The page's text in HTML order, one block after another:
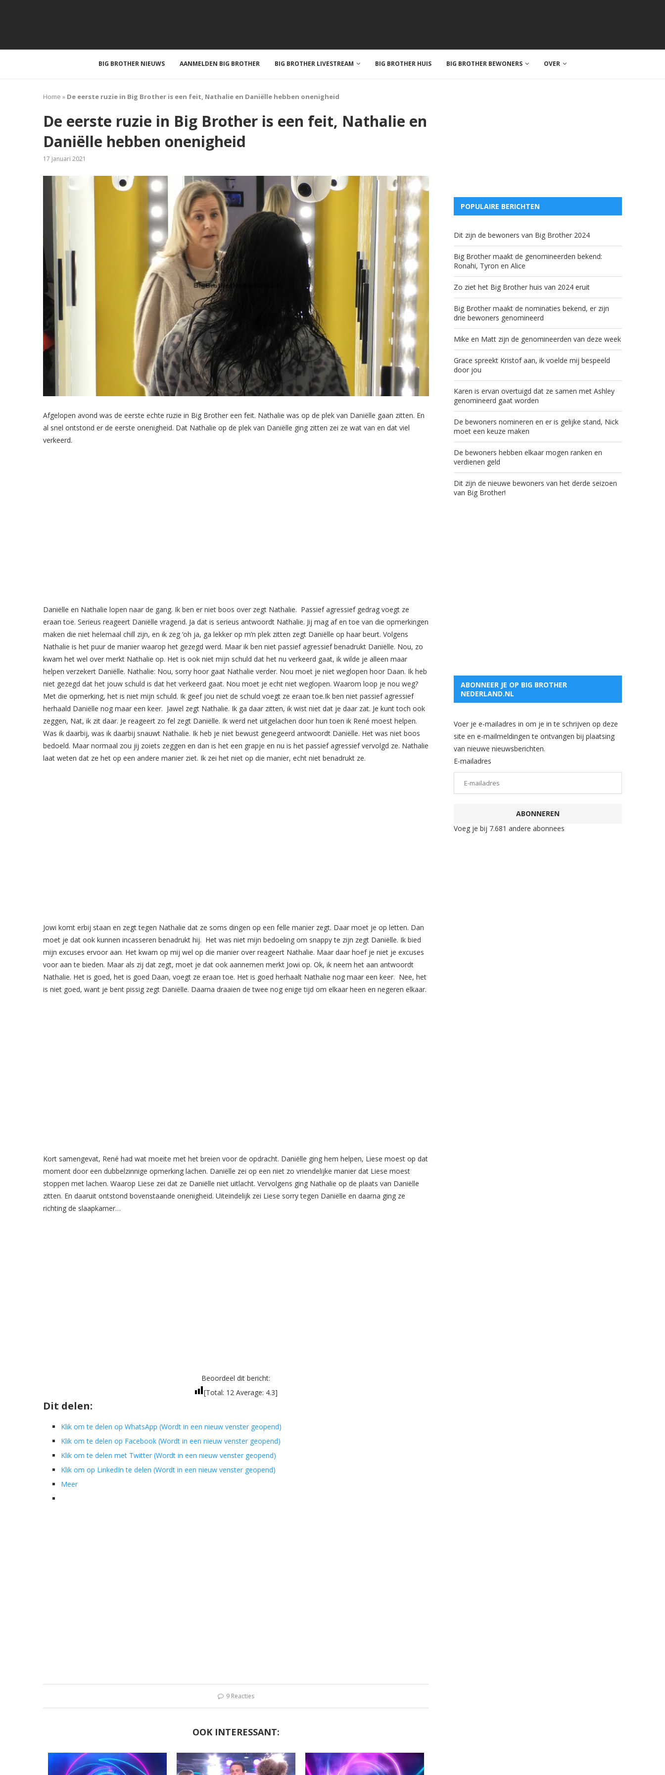
BIG BROTHER NIEUWS AANMELDEN BIG BROTHER BIG BROTHER LIVESTREAM BIG BROTHER HUIS BIG BROTHER BEWONERS OVER
Home » De eerste ruzie in Big Brother is een feit, Nathalie en Daniëlle hebben onenigheid
De eerste ruzie in Big Brother is een feit, Nathalie en
Daniëlle hebben onenigheid
17 januari 2021
Afgelopen avond was de eerste echte ruzie in Big Brother een feit. Nathalie was op de plek van Daniëlle gaan zitten. En
al snel ontstond er de eerste onenigheid. Dat Nathalie op de plek van Daniëlle ging zitten zei ze wat van en dat viel
verkeerd.
Daniëlle en Nathalie lopen naar de gang. Ik ben er niet boos over zegt Nathalie. Passief agressief gedrag voegt ze
eraan toe. Serieus reageert Daniëlle vragend. Ja dat is serieus antwoordt Nathalie. Jij mag af en toe van die opmerkingen
maken die niet helemaal chill zijn, en ik zeg ‘oh ja, ga lekker op m’n plek zitten zegt Daniëlle op haar beurt. Volgens
Nathalie is het puur de manier waarop het gezegd werd. Maar ik ben niet passief agressief benadrukt Daniëlle. Nou, zo
kwam het wel over merkt Nathalie op. Het is ook niet mijn schuld dat het nu verkeerd gaat, ik wilde je alleen maar
helpen verzekert Daniëlle. Nathalie: Nou, sorry hoor gaat Nathalie verder. Nou moet je niet weglopen hoor Daan. Ik heb
niet gezegd dat het jouw schuld is dat het verkeerd gaat. Nou moet je echt niet weglopen. Waarom loop je nou weg?
Met die opmerking, het is niet mijn schuld. Ik geef jou niet de schuld voegt ze eraan toe.Ik ben niet passief agressief
herhaald Daniëlle nog maar een keer. Jawel zegt Nathalie. Ik ga daar zitten, ik wist niet dat je daar zat. Je kunt toch ook
zeggen, Nat, ik zit daar. Je reageert zo fel zegt Daniëlle. Ik werd net uitgelachen door hun toen ik René moest helpen.
Was ik daarbij, was ik daarbij snauwt Nathalie. Ik heb je niet bewust genegeerd antwoordt Daniëlle. Het was niet boos
bedoeld. Maar normaal zou jij zoiets zeggen en dan is het een grapje en nu is het passief agressief vervolgd ze. Nathalie
laat weten dat ze het op een andere manier ziet. Ik zei het niet op die manier, echt niet benadrukt ze.
Jowi komt erbij staan en zegt tegen Nathalie dat ze soms dingen op een felle manier zegt. Daar moet je op letten. Dan
moet je dat ook kunnen incasseren benadrukt hij. Het was niet mijn bedoeling om snappy te zijn zegt Daniëlle. Ik bied
mijn excuses ervoor aan. Het kwam op mij wel op die manier over reageert Nathalie. Maar daar hoef je niet je excuses
voor aan te bieden. Maar als zij dat zegt, moet je dat ook aannemen merkt Jowi op. Ok, ik neem het aan antwoordt
Nathalie. Het is goed, het is goed Daan, voegt ze eraan toe. Het is goed herhaalt Nathalie nog maar een keer. Nee, het
is niet goed, want je bent pissig zegt Daniëlle. Daarna draaien de twee nog enige tijd om elkaar heen en negeren elkaar.
Kort samengevat, René had wat moeite met het breien voor de opdracht. Daniëlle ging hem helpen, Liese moest op dat
moment door een dubbelzinnige opmerking lachen. Daniëlle zei op een niet zo vriendelijke manier dat Liese moest
stoppen met lachen. Waarop Liese zei dat ze Daniëlle niet uitlacht. Vervolgens ging Nathalie op de plaats van Daniëlle
zitten. En daaruit ontstond bovenstaande onenigheid. Uiteindelijk zei Liese sorry tegen Daniëlle en daarna ging ze
richting de slaapkamer…
Beoordeel dit bericht:
[Total: 12 Average: 4.3]
Dit delen:
Klik om te delen op WhatsApp (Wordt in een nieuw venster geopend)
Klik om te delen op Facebook (Wordt in een nieuw venster geopend)
Klik om te delen met Twitter (Wordt in een nieuw venster geopend)
Klik om op LinkedIn te delen (Wordt in een nieuw venster geopend)
Meer
9 Reacties
OOK INTERESSANT:
POPULAIRE BERICHTEN
Dit zijn de bewoners van Big Brother 2024
Big Brother maakt de genomineerden bekend:
Ronahi, Tyron en Alice
Zo ziet het Big Brother huis van 2024 eruit
Big Brother maakt de nominaties bekend, er zijn
drie bewoners genomineerd
Mike en Matt zijn de genomineerden van deze week
Grace spreekt Kristof aan, ik voelde mij bespeeld
door jou
Karen is ervan overtuigd dat ze samen met Ashley
genomineerd gaat worden
De bewoners nomineren en er is gelijke stand, Nick
moet een keuze maken
De bewoners hebben elkaar mogen ranken en
verdienen geld
Dit zijn de nieuwe bewoners van het derde seizoen
van Big Brother!
ABONNEER JE OP BIG BROTHER
NEDERLAND.NL
Voer je e-mailadres in om je in te schrijven op deze
site en e-mailmeldingen te ontvangen bij plaatsing
van nieuwe nieuwsberichten.
E-mailadres
ABONNEREN
Voeg je bij 7.681 andere abonnees